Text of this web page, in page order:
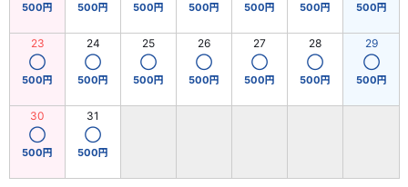
500円 500円 500円 500円 500円 500円 500円
23
◯
500円
24
◯
500円
25
◯
500円
26
◯
500円
27
◯
500円
28
◯
500円
29
◯
500円
30
◯
500円
31
◯
500円